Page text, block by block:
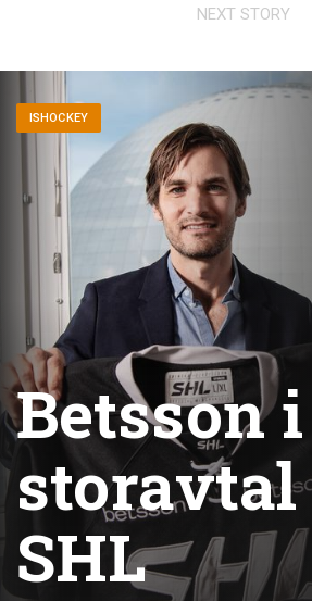
NEXT STORY
ISHOCKEY
Betsson
storavtal
SHL